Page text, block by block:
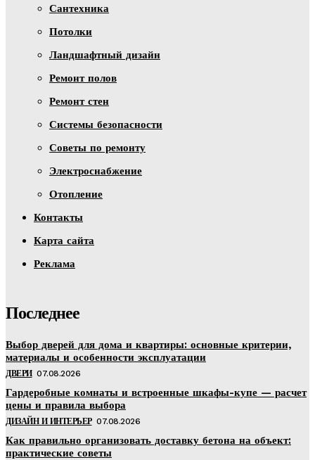
Сантехника
Потолки
Ландшафтный дизайн
Ремонт полов
Ремонт стен
Системы безопасности
Советы по ремонту
Электроснабжение
Отопление
Контакты
Карта сайта
Реклама
Последнее
Выбор дверей для дома и квартиры: основные критерии,
материалы и особенности эксплуатации
ДВЕРИ 07.08.2026
Гардеробные комнаты и встроенные шкафы-купе — расчет
цены и правила выбора
ДИЗАЙН И ИНТЕРЬЕР 07.08.2026
Как правильно организовать доставку бетона на объект:
практические советы